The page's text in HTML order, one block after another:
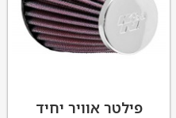
פילטר אוויר יחיד